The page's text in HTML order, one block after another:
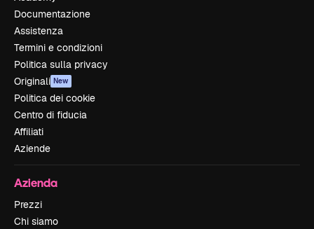
Documentazione
Assistenza
Termini e condizioni
Politica sulla privacy
Originali New
Politica dei cookie
Centro di fiducia
Affiliati
Aziende
Azienda
Prezzi
Chi siamo